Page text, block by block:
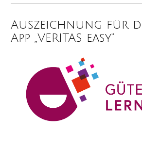
Auszeichnung für
App „VERITAS easy“